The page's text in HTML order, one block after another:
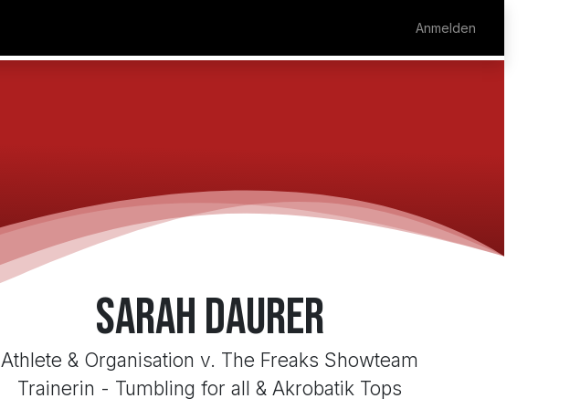
Anmelden
Sarah Daurer
Athlete & Organisation v. The Freaks Showteam
Trainerin - Tumbling for all & Akrobatik Tops